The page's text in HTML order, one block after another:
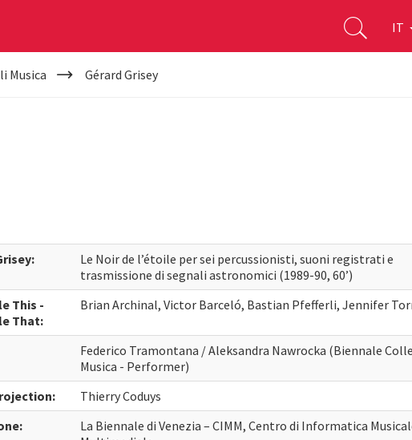
IT
Musica Gérard Grisey
Le Noir de l’étoile per sei percussionisti, suoni registrati e
trasmissione di segnali astronomici (1989-90, 60’)
This -
That:
Brian Archinal, Victor Barceló, Bastian Pfefferli, Jennifer
Federico Tramontana / Aleksandra Nawrocka (Biennale
Musica - Performer)
Thierry Coduys
La Biennale di Venezia – CIMM, Centro di Informatica